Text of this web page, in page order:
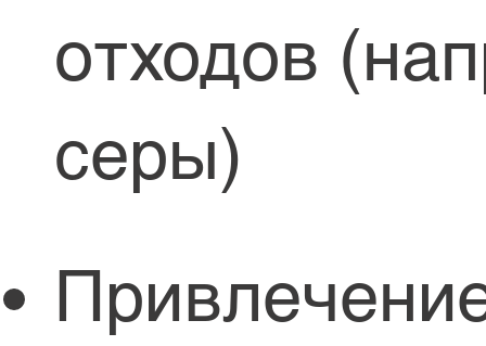
отходов
серы)